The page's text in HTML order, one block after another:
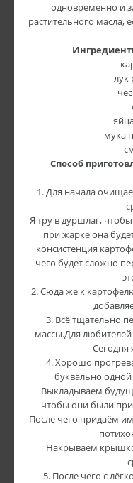
одновременно и
растительного масла,
лук
мука
Способ
1. Для начала
Я тру в дуршлаг,
при жарке она
консистенция
чего будет сложно
2. Сюда же к
3. Всё тщательно
массы.Для
Сегодня
4. Хорошо
буквально одной
Выкладываем
чтобы они были
После чего придаём
Накрываем
5. После чего с